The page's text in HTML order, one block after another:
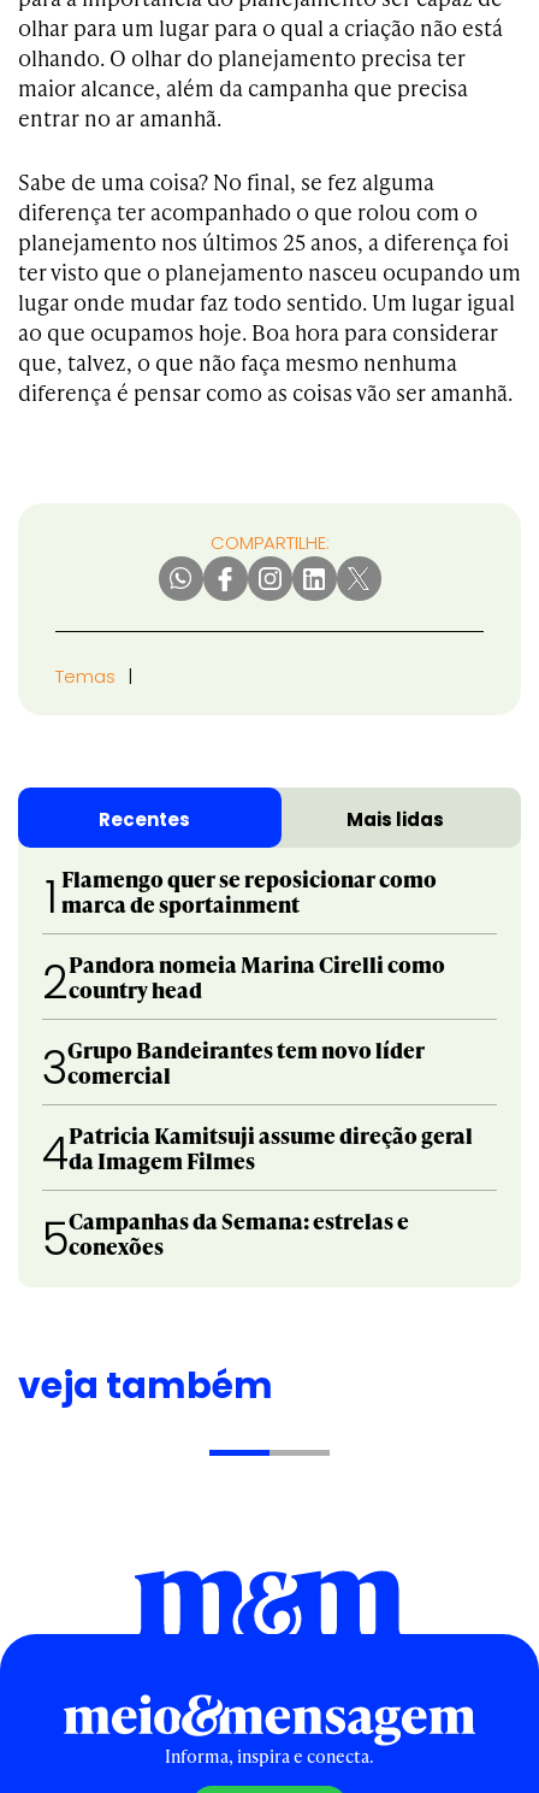
olhar para um lugar para o qual a criação não está
olhando. O olhar do planejamento precisa ter
maior alcance, além da campanha que precisa
entrar no ar amanhã.
Sabe de uma coisa? No final, se fez alguma
diferença ter acompanhado o que rolou com o
planejamento nos últimos 25 anos, a diferença foi
ter visto que o planejamento nasceu ocupando um
lugar onde mudar faz todo sentido. Um lugar igual
ao que ocupamos hoje. Boa hora para considerar
que, talvez, o que não faça mesmo nenhuma
diferença é pensar como as coisas vão ser amanhã.
COMPARTILHE:
Temas
Recentes Mais lidas
1 Flamengo quer se reposicionar como
marca de sportainment
2Pandora nomeia Marina Cirelli como
country head
3Grupo Bandeirantes tem novo líder
comercial
4Patricia Kamitsuji assume direção geral
da Imagem Filmes
5Campanhas da Semana: estrelas e
conexões
veja também
Informa, inspira e conecta.